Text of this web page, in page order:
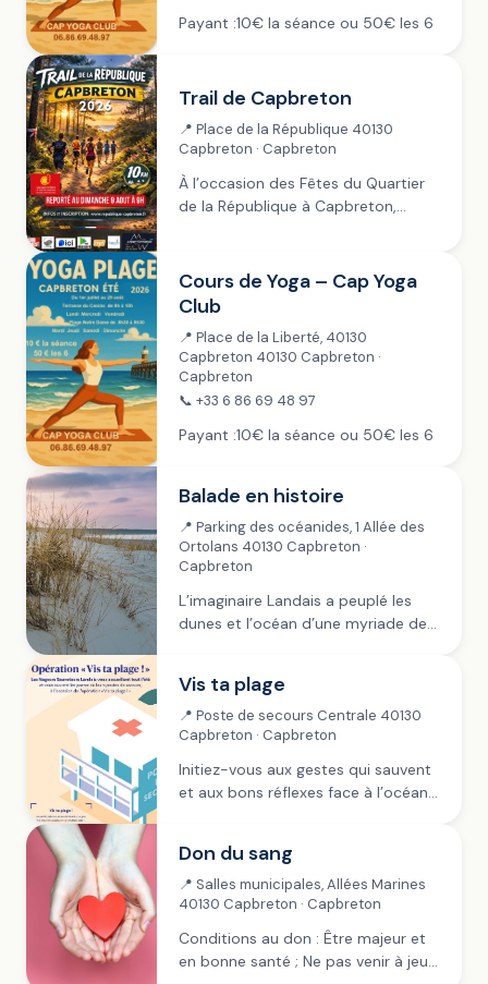
Payant :10€ la séance ou 50€ les 6
Trail de Capbreton
📍 Place de la République 40130
Capbreton · Capbreton
À l’occasion des Fêtes du Quartier
de la République à Capbreton,
événement sportif unique dans les
Landes. Organisé derrière...
Cours de Yoga – Cap Yoga
Club
📍 Place de la Liberté, 40130
Capbreton 40130 Capbreton ·
Capbreton
📞 +33 6 86 69 48 97
Payant :10€ la séance ou 50€ les 6
Balade en histoire
📍 Parking des océanides, 1 Allée des
Ortolans 40130 Capbreton ·
Capbreton
L’imaginaire Landais a peuplé les
dunes et l’océan d’une myriade de
de Capbreton Sur réservation :
capbreton.festik.net
Vis ta plage
📍 Poste de secours Centrale 40130
Capbreton · Capbreton
Initiez-vous aux gestes qui sauvent
et aux bons réflexes face à l’océan
capbreton.festik.net
Don du sang
📍 Salles municipales, Allées Marines
40130 Capbreton · Capbreton
Conditions au don : Être majeur et
en bonne santé ; Ne pas venir à jeun